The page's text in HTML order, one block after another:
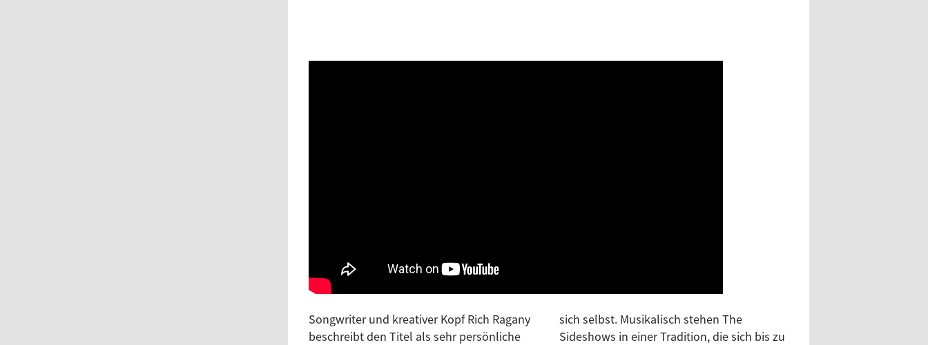
Songwriter und kreativer Kopf Rich Ragany
beschreibt den Titel als sehr persönliche
sich selbst. Musikalisch stehen The
Sideshows in einer Tradition, die sich bis zu